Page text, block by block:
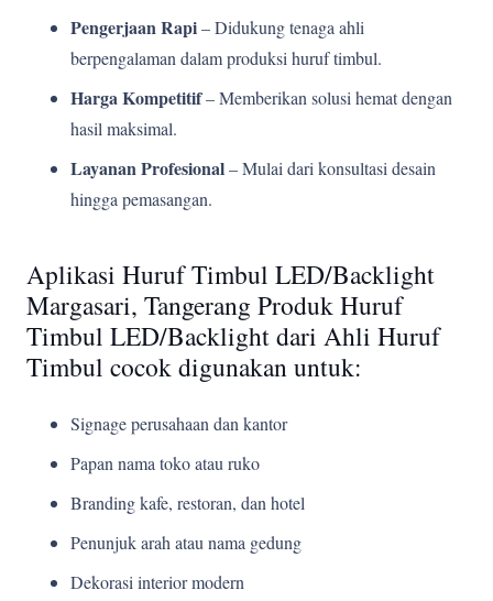
Pengerjaan Rapi– Didukung tenaga ahli
berpengalaman dalam produksi huruf timbul.
Harga Kompetitif– Memberikan solusi hemat dengan
hasil maksimal.
Layanan Profesional– Mulai dari konsultasi desain
hingga pemasangan.
Aplikasi Huruf Timbul LED/Backlight
Margasari, Tangerang Produk Huruf
Timbul LED/Backlight dari Ahli Huruf
Timbul cocok digunakan untuk:
Signage perusahaan dan kantor
Papan nama toko atau ruko
Branding kafe, restoran, dan hotel
Penunjuk arah atau nama gedung
Dekorasi interior modern